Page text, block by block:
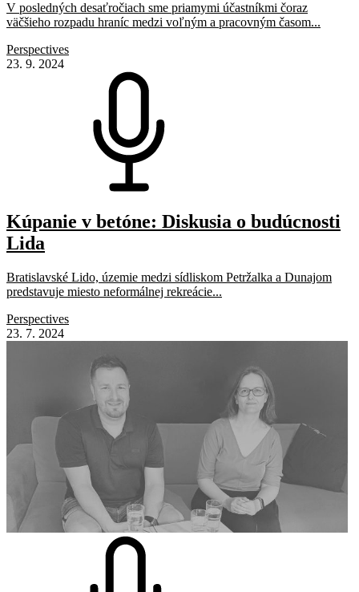
V posledných desaťročiach sme priamymi účastníkmi čoraz
väčšieho rozpadu hraníc medzi voľným a pracovným časom...
Perspectives
23. 9. 2024
Kúpanie v betóne: Diskusia o budúcnosti
Lida
Bratislavské Lido, územie medzi sídliskom Petržalka a Dunajom
predstavuje miesto neformálnej rekreácie...
Perspectives
23. 7. 2024